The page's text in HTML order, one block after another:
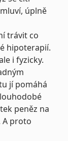
úplně
trávit co
hipoterapií.
i fyzicky.
jí pomáhá
peněz na
A proto